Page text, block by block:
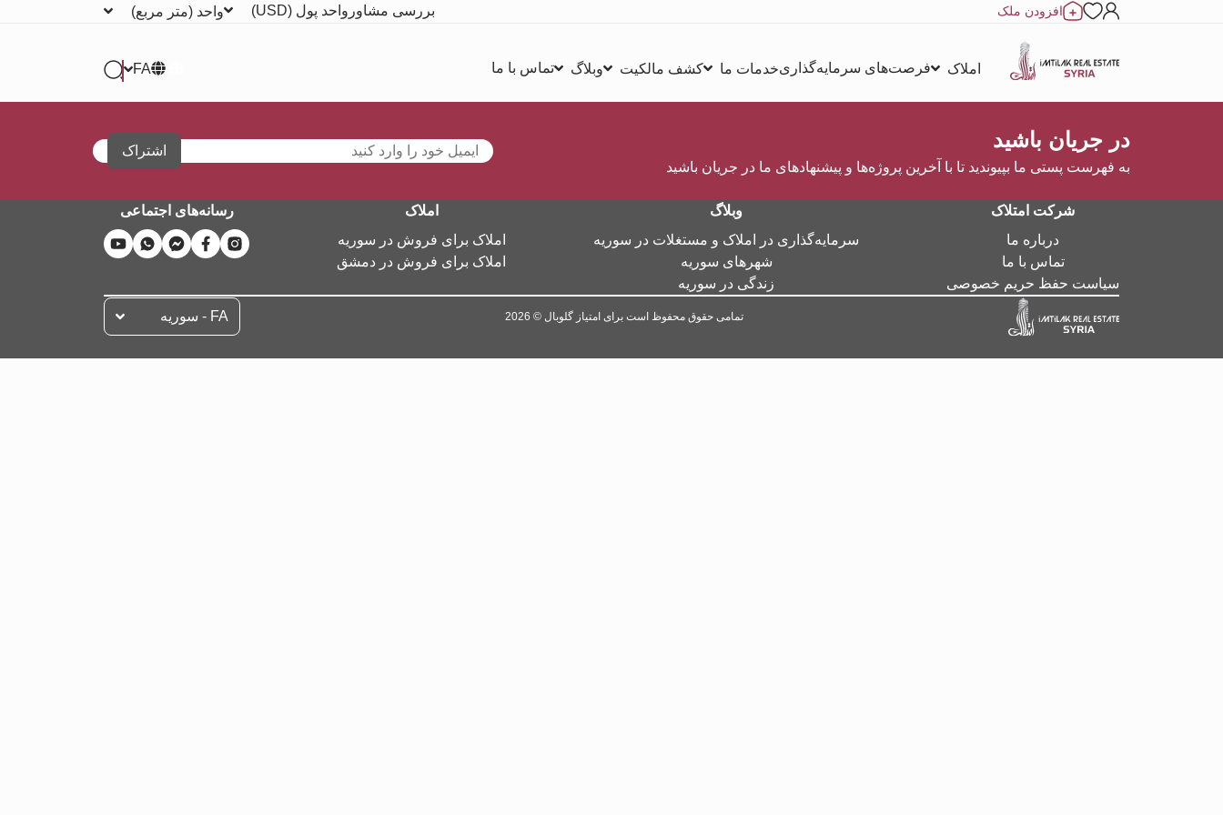
افزودن ملک بررسی مشاور واحد پول (USD) واحد (متر مربع)
املاک فرصت‌های سرمایه‌گذاریخدمات ما کشف مالکیت وبلاگ تماس با ما FA
در جریان باشید
به فهرست پستی ما بپیوندید تا با آخرین پروژه‌ها و پیشنهادهای ما در جریان باشید
اشتراک
شرکت امتلاک
درباره ما
تماس با ما
سیاست حفظ حریم خصوصی
وبلاگ
سرمایه‌گذاری در املاک و مستغلات در سوریه
شهرهای سوریه
زندگی در سوریه
املاک
املاک برای فروش در سوریه
املاک برای فروش در دمشق
رسانه‌های اجتماعی
تمامی حقوق محفوظ است برای امتیاز گلوبال © 2026 FA - سوریه